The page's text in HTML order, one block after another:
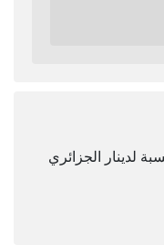
لدينار الجزائري